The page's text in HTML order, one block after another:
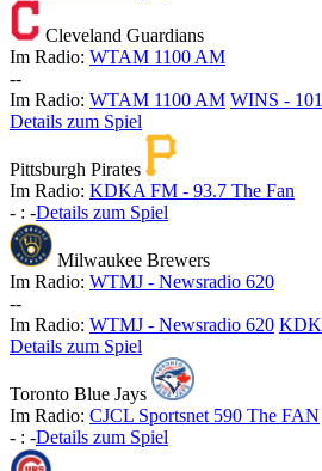
Cleveland Guardians
Im Radio: WTAM 1100 AM
--
Im Radio: WTAM 1100 AM WINS -
Details zum Spiel
Pittsburgh Pirates
Im Radio: KDKA FM - 93.7 The Fan
- : -Details zum Spiel
Milwaukee Brewers
Im Radio: WTMJ - Newsradio 620
--
Im Radio: WTMJ - Newsradio 620
Details zum Spiel
Toronto Blue Jays
Im Radio: CJCL Sportsnet 590 The FAN
- : -Details zum Spiel